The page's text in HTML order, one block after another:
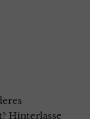
Hinterlasse